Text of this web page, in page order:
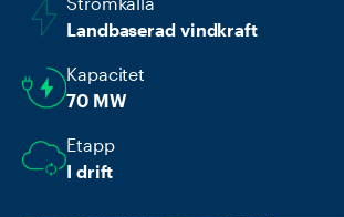
Landbaserad vindkraft
Kapacitet
70 MW
Etapp
I drift